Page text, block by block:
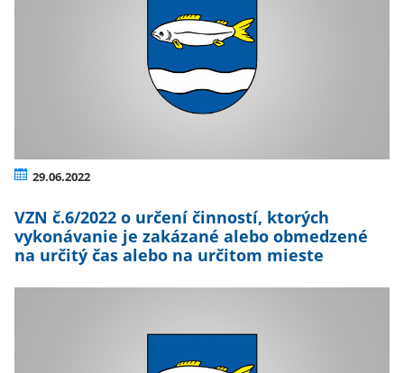
29.06.2022
VZN č.6/2022 o určení činností, ktorých
vykonávanie je zakázané alebo obmedzené
na určitý čas alebo na určitom mieste